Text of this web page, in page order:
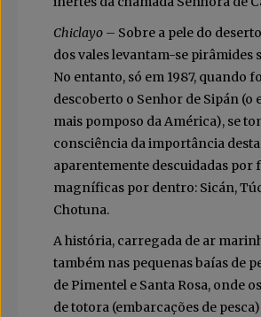
Chiclayo – Sobre a pele do
dos vales levantam-se pirâmides
No entanto, só em 1987, quando
descoberto o Senhor de Sipán (o
mais pomposo da América), se
consciência da importância
aparentemente descuidadas por
magníficas por dentro: Sicán,
Chotuna.
A história, carregada de ar
também nas pequenas baías de
de Pimentel e Santa Rosa, onde
de totora (embarcações de